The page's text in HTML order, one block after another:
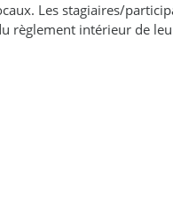
Les stagiaires/
règlement intérieur de